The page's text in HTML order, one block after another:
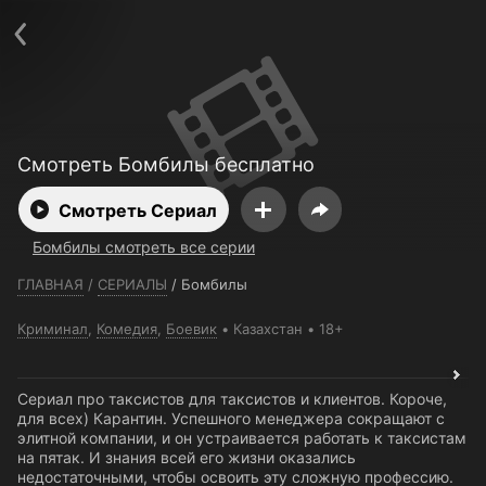
Смотреть Бомбилы бесплатно
Смотреть Сериал
Бомбилы смотреть все серии
ГЛАВНАЯ / СЕРИАЛЫ / Бомбилы
Криминал Комедия Боевик Казахстан 18+
Сериал про таксистов для таксистов и клиентов. Короче,
для всех) Карантин. Успешного менеджера сокращают с
элитной компании, и он устраивается работать к таксистам
на пятак. И знания всей его жизни оказались
недостаточными, чтобы освоить эту сложную профессию.
Политика конфиденциальности
Открыть приложение